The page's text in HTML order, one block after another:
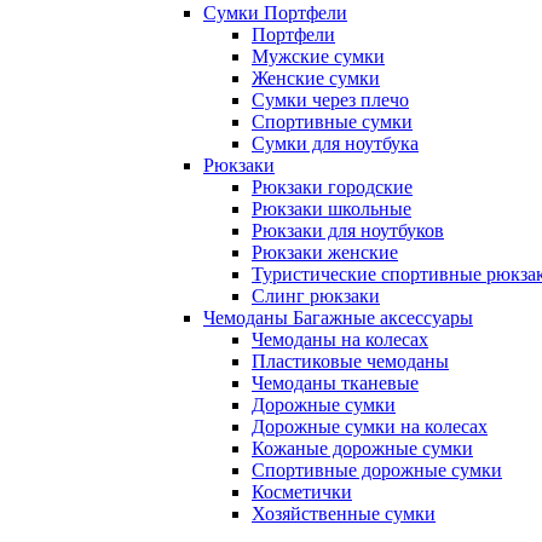
Сумки Портфели
Портфели
Мужские сумки
Женские сумки
Сумки через плечо
Спортивные сумки
Сумки для ноутбука
Рюкзаки
Рюкзаки городские
Рюкзаки школьные
Рюкзаки для ноутбуков
Рюкзаки женские
Туристические спортивные
Слинг рюкзаки
Чемоданы Багажные аксессуары
Чемоданы на колесах
Пластиковые чемоданы
Чемоданы тканевые
Дорожные сумки
Дорожные сумки на колесах
Кожаные дорожные сумки
Спортивные дорожные сумки
Косметички
Хозяйственные сумки